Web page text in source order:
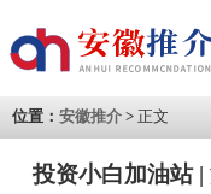
位置： 安徽推介 > 正文
投资小白加油站 |